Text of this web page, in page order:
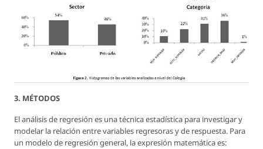
3. MÉTODOS
El análisis de regresión es una técnica estadística para investigar y
modelar la relación entre variables regresoras y de respuesta. Para
un modelo de regresión general, la expresión matemática es: